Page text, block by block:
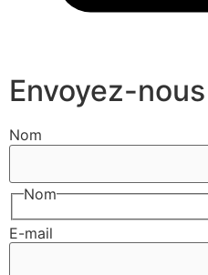
Envoyez-
Nom
Nom
E-mail